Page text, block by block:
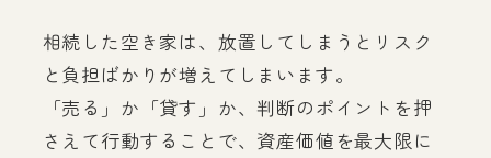
相続した空き家は、放置してしまうとリスク
と負担ばかりが増えてしまいます。
「売る」か「貸す」か、判断のポイントを押
さえて行動することで、資産価値を最大限に